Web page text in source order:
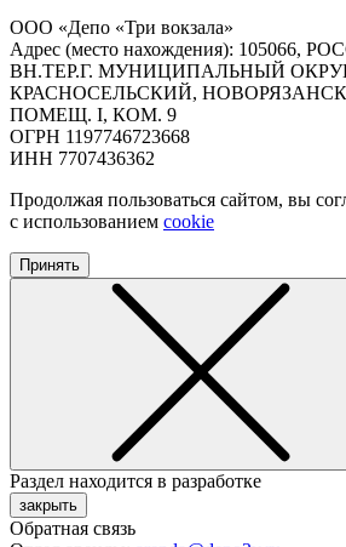
ООО «Депо «Три вокзала»
Адрес (место нахождения): 105066,
ВН.ТЕР.Г. МУНИЦИПАЛЬНЫЙ
КРАСНОСЕЛЬСКИЙ,
ПОМЕЩ. I, КОМ. 9
ОГРН 1197746723668
ИНН 7707436362
Продолжая пользоваться сайтом, вы
с использованием cookie
Принять
Раздел находится в разработке
закрыть
Обратная связь